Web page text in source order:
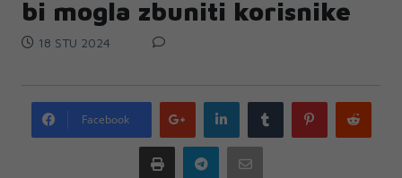
bi mogla zbuniti korisnike
18 STU 2024
Facebook
Google
plus
LinkedIn Tumblr Pinterest
Print Telegram